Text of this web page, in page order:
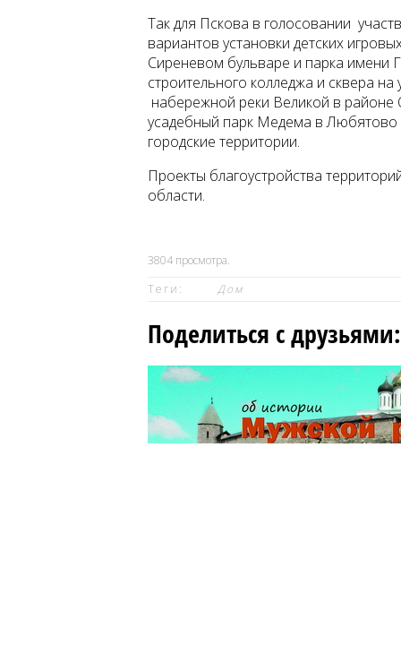
Так для Пскова в голосовании
вариантов установки детских
Сиреневом бульваре и парка имени
строительного колледжа и сквера
набережной реки Великой в районе
усадебный парк Медема в Любятово
городские территории.
Проекты благоустройства
области.
3804 просмотра.
Теги:
Дом
Поделиться с друзьями: